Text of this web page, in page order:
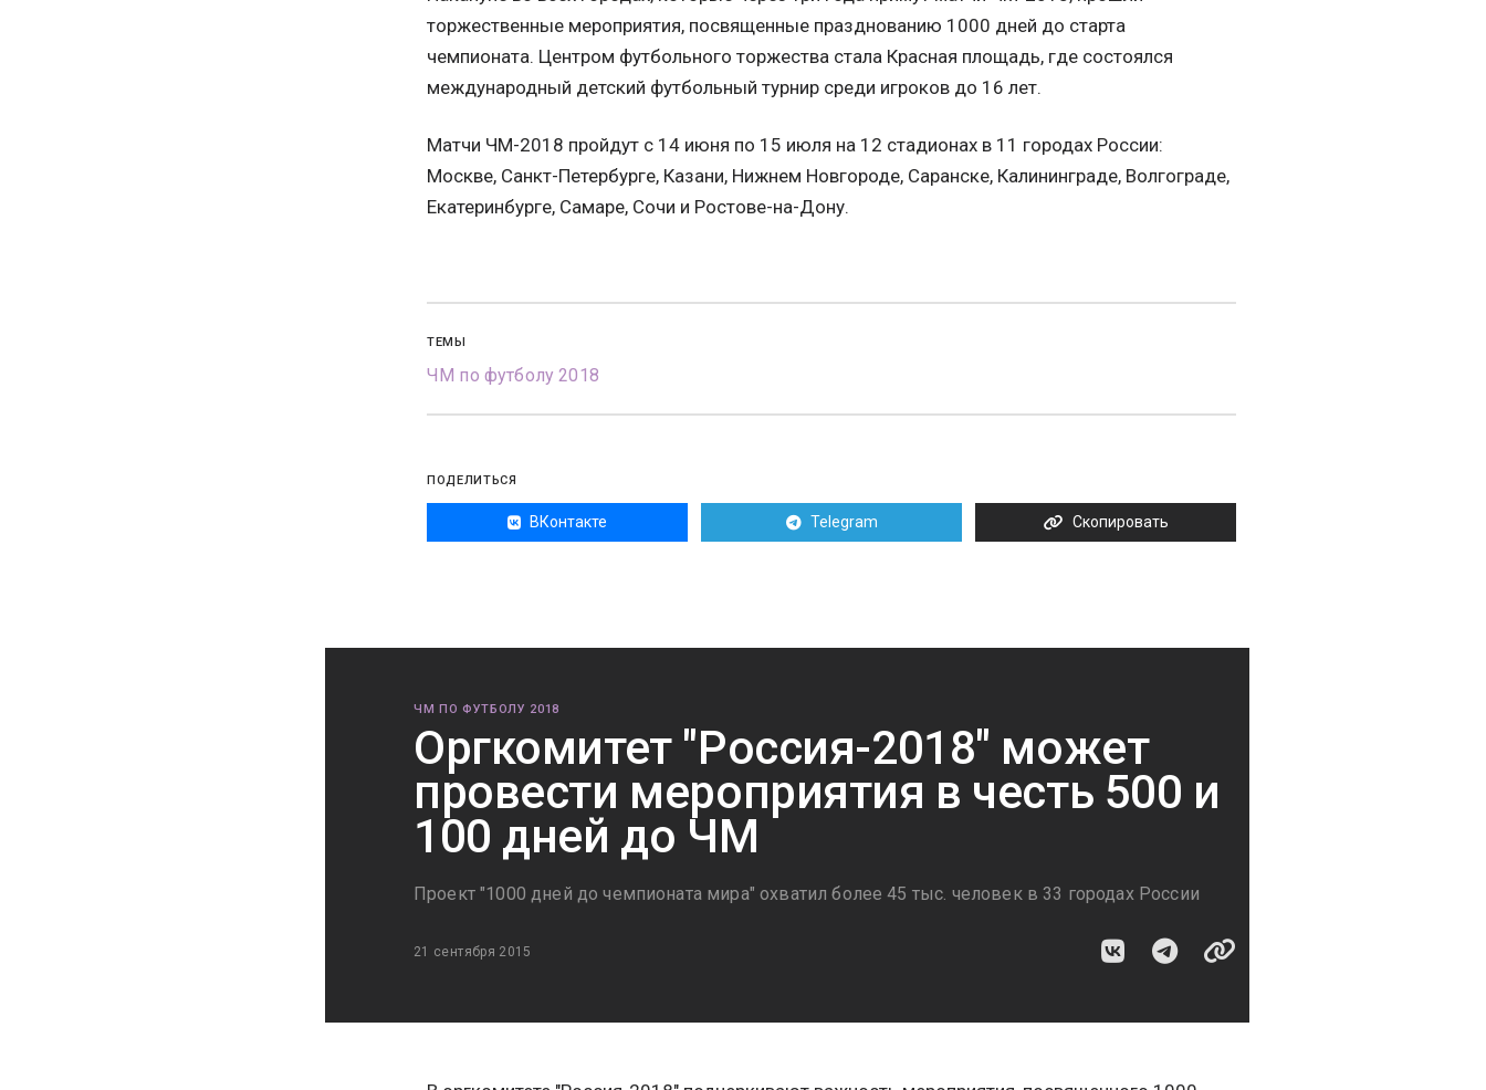
торжественные мероприятия, посвященные празднованию 1000 дней до старта
чемпионата. Центром футбольного торжества стала Красная площадь, где состоялся
международный детский футбольный турнир среди игроков до 16 лет.
Матчи ЧМ-2018 пройдут с 14 июня по 15 июля на 12 стадионах в 11 городах России:
Москве, Санкт-Петербурге, Казани, Нижнем Новгороде, Саранске, Калининграде, Волгограде,
Екатеринбурге, Самаре, Сочи и Ростове-на-Дону.
ТЕМЫ
ЧМ по футболу 2018
ПОДЕЛИТЬСЯ
ВКонтакте Telegram Скопировать
ЧМ ПО ФУТБОЛУ 2018
Оргкомитет "Россия-2018" может
провести мероприятия в честь 500 и
100 дней до ЧМ
Проект "1000 дней до чемпионата мира" охватил более 45 тыс. человек в 33 городах России
21 сентября 2015